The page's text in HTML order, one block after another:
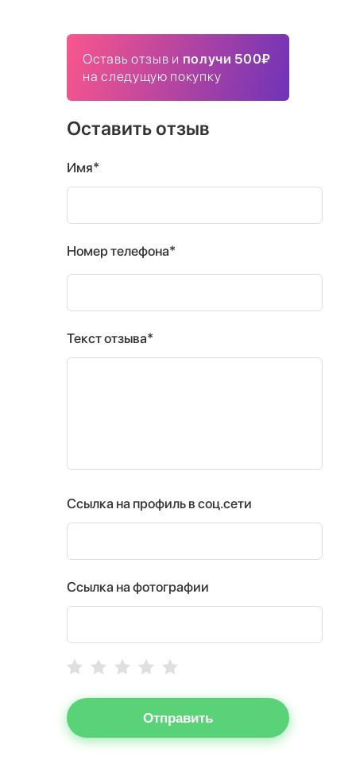
Оставь отзыв и получи 500₽
на следущую покупку
Оставить отзыв
Имя*
Номер телефона*
Текст отзыва*
Ссылка на профиль в соц.сети
Ссылка на фотографии
Отправить